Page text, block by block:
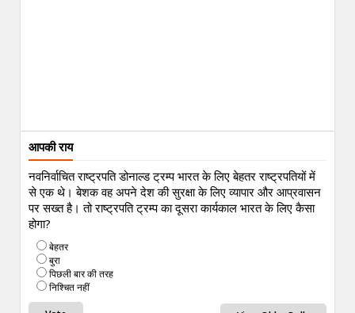
आपकी राय
नवनिर्वाचित राष्ट्रपति डोनाल्ड ट्रम्प भारत के लिए बेहतर राष्ट्रपतियों में
से एक थे। बेशक वह अपने देश की सुरक्षा के लिए व्यापार और आप्रवासन
पर सख्त है। तो राष्ट्रपति ट्रम्प का दूसरा कार्यकाल भारत के लिए कैसा
होगा?
बेहतर
बुरा
पिछली बार की तरह
निश्चित नहीं